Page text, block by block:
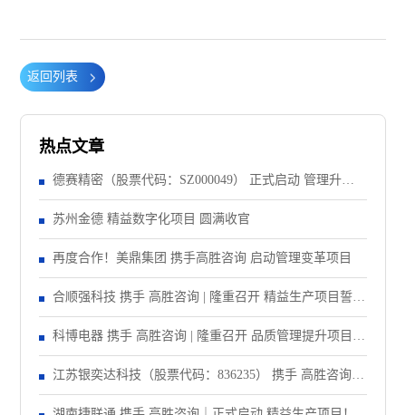
返回列表
热点文章
德赛精密（股票代码：SZ000049） 正式启动 管理升级&
精益注塑项目！
苏州金德 精益数字化项目 圆满收官
再度合作！美鼎集团 携手高胜咨询 启动管理变革项目
合顺强科技 携手 高胜咨询 | 隆重召开 精益生产项目誓师
大会！
科博电器 携手 高胜咨询 | 隆重召开 品质管理提升项目启
动大会！
江苏银奕达科技（股票代码：836235） 携手 高胜咨询｜